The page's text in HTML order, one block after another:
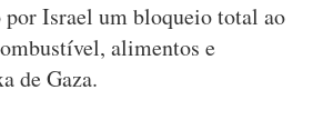
Israel um bloqueio total ao
alimentos e
de Gaza.